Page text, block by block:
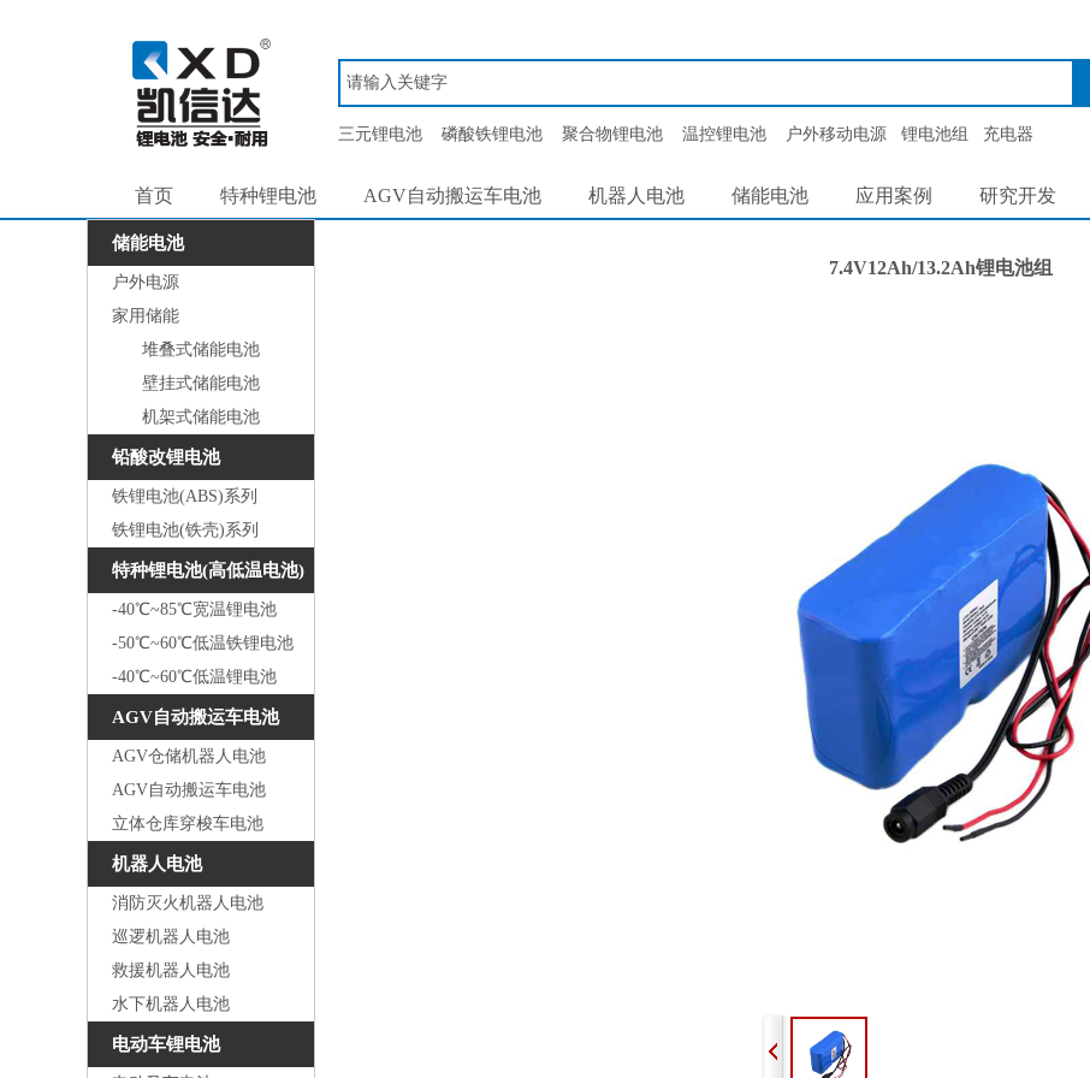
三元锂电池 磷酸铁锂电池 聚合物锂电池 温控锂电池 户外移动电源 锂电池组 充电器
首页 特种锂电池 AGV自动搬运车电池 机器人电池 储能电池 应用案例 研究开发
储能电池
户外电源
家用储能
堆叠式储能电池
壁挂式储能电池
机架式储能电池
铅酸改锂电池
铁锂电池(ABS)系列
铁锂电池(铁壳)系列
特种锂电池(高低温电池)
-40℃~85℃宽温锂电池
-50℃~60℃低温铁锂电池
-40℃~60℃低温锂电池
AGV自动搬运车电池
AGV仓储机器人电池
AGV自动搬运车电池
立体仓库穿梭车电池
机器人电池
消防灭火机器人电池
巡逻机器人电池
救援机器人电池
水下机器人电池
电动车锂电池
7.4V12Ah/13.2Ah锂电池组